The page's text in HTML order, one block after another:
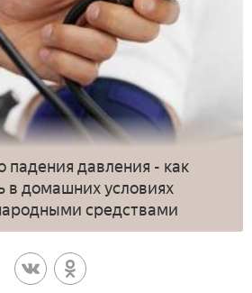
падения давления - как
в домашних условиях
средствами